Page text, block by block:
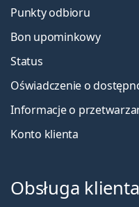
Punkty odbioru
Bon upominkowy
Status
Oświadczenie o
Informacje o
Konto klienta
Obsługa klienta